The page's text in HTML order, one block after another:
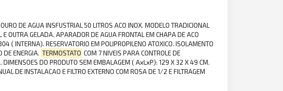
DE AGUA INSFUSTRIAL 50 LITROS ACO INOX. MODELO TRADICIONAL
OUTRA GELADA. APARADOR DE AGUA FRONTAL EM CHAPA DE ACO
( INTERNA). RESERVATORIO EM POLIPROPILENO ATOXICO. ISOLAMENTO
DE ENERGIA. TERMOSTATO COM 7 NIVEIS PARA CONTROLE DE
DIMENSOES DO PRODUTO SEM EMBALAGEM ( AxLxP): 129 X 32 X 49 CM.
DE INSTALACAO E FILTRO EXTERNO COM ROSA DE 1/2 E FILTRAGEM